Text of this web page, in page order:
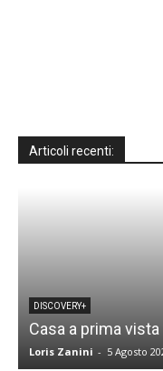
Articoli recenti:
DISCOVERY+
Casa a prima
Loris Zanini - 5 Agosto